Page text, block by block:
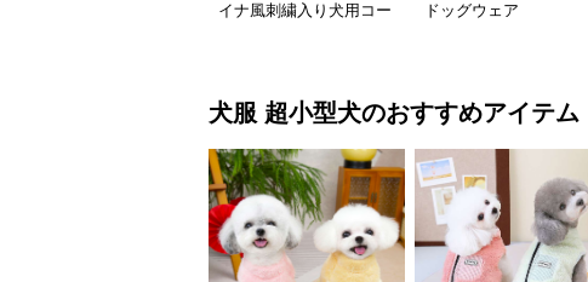
イナ風刺繍入り犬用コー
ドッグウェア
犬服 超小型犬のおすすめアイテム